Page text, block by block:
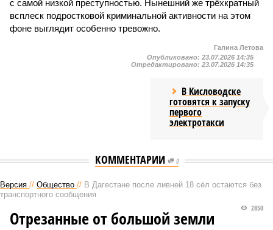
с самой низкой преступностью. Нынешний же трёхкратный
всплеск подростковой криминальной активности на этом
фоне выглядит особенно тревожно.
Галина Летова
Опубликовано: 23.07.2026 14:35
Отредактировано: 23.07.2026 14:35
В Кисловодске
готовятся к запуску
первого
электротакси
КОММЕНТАРИИ 0
Версия // Общество // В Дагестане после ливней 18 сёл остаются без
транспортного сообщения
2850
Отрезанные от большой земли